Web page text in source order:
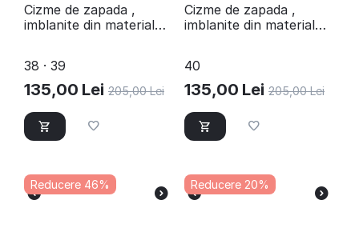
Cizme de zapada ,
imblanite din material
38 · 39
135,00 Lei 205,00 Lei
​Cizme de zapada ,
imblanite din material
40
135,00 Lei 205,00 Lei
Reducere 46% Reducere 20%